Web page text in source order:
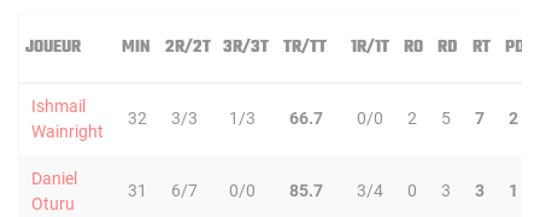
JOUEUR MIN 2R/2T 3R/3T TR/TT 1R/1T RO RD RT PD
Ishmail
Wainright
32 3/3 1/3 66.7 0/0 2 5 7 2
Daniel
Oturu
31 6/7 0/0 85.7 3/4 0 3 3 1